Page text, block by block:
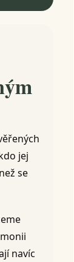
jej
se
navíc